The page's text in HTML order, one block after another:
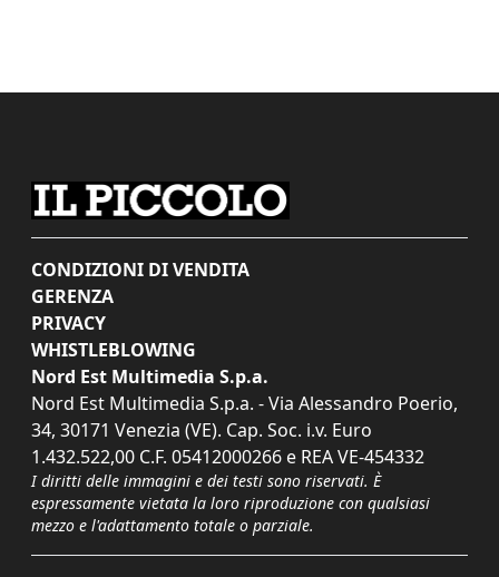
CONDIZIONI DI VENDITA
GERENZA
PRIVACY
WHISTLEBLOWING
Nord Est Multimedia S.p.a.
Nord Est Multimedia S.p.a. - Via Alessandro Poerio,
34, 30171 Venezia (VE). Cap. Soc. i.v. Euro
1.432.522,00 C.F. 05412000266 e REA VE-454332
I diritti delle immagini e dei testi sono riservati. È
espressamente vietata la loro riproduzione con qualsiasi
mezzo e l'adattamento totale o parziale.